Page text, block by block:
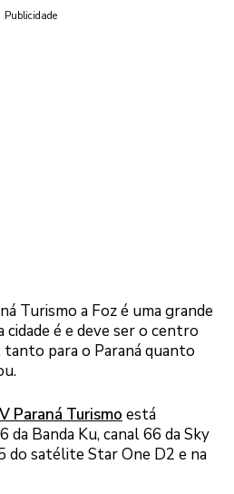
Publicidade
Turismo a Foz é uma grande
cidade é e deve ser o centro
para o Paraná quanto
Paraná Turismo está
Banda Ku, canal 66 da Sky
do satélite Star One D2 e na